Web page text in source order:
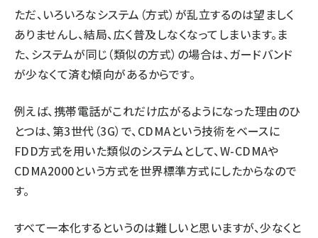
ただ、いろいろなシステム（方式）が乱立するのは望ましく
ありませんし、結局、広く普及しなくなってしまいます。ま
た、システムが同じ（類似の方式）の場合は、ガードバンド
が少なくて済む傾向があるからです。
例えば、携帯電話がこれだけ広がるようになった理由のひ
とつは、第3世代（3G）で、CDMAという技術をベースに
FDD方式を用いた類似のシステムとして、W-CDMAや
CDMA2000という方式を世界標準方式にしたからなので
す。
すべて一本化するというのは難しいと思いますが、少なくと